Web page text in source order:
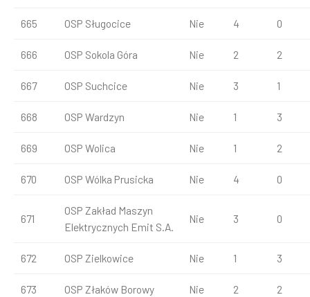
665 OSP Sługocice Nie 4 0
666 OSP Sokola Góra Nie 2 2
667 OSP Suchcice Nie 3 1
668 OSP Wardzyn Nie 1 3
669 OSP Wolica Nie 1 2
670 OSP Wólka Prusicka Nie 4 0
671
OSP Zakład Maszyn
Elektrycznych Emit S.A.
Nie 3 0
672 OSP Zielkowice Nie 1 3
673 OSP Złaków Borowy Nie 2 2